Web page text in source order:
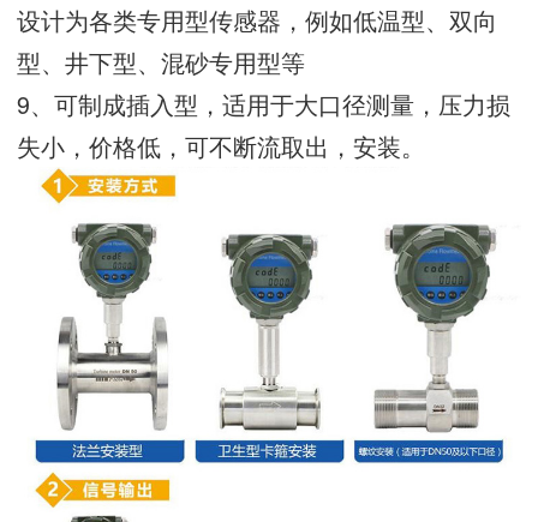
设计为各类专用型传感器，例如低温型、双向
型、井下型、混砂专用型等
9、可制成插入型，适用于大口径测量，压力损
失小，价格低，可不断流取出，安装。